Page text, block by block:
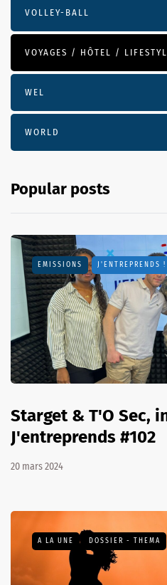
VOLLEY-BALL
VOYAGES / HÔTEL /
WEL
WORLD
Popular posts
EMISSIONS
Starget & T'O Sec,
J'entreprends #102
20 mars 2024
A LA UNE DOSSIER - THEMA